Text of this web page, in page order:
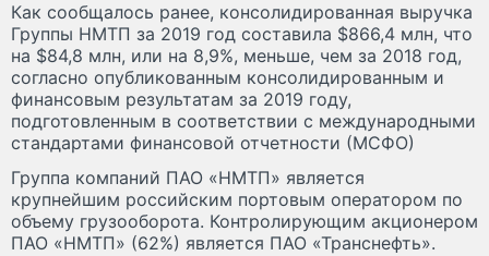
Как сообщалось ранее, консолидированная выручка
Группы НМТП за 2019 год составила $866,4 млн, что
на $84,8 млн, или на 8,9%, меньше, чем за 2018 год,
согласно опубликованным консолидированным и
финансовым результатам за 2019 году,
подготовленным в соответствии с международными
стандартами финансовой отчетности (МСФО)
Группа компаний ПАО «НМТП» является
крупнейшим российским портовым оператором по
объему грузооборота. Контролирующим акционером
ПАО «НМТП» (62%) является ПАО «Транснефть».